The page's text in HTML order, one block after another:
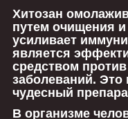
Хитозан
путем очищения
усиливает
является
средством
заболеваний. Это
чудесный
В организме